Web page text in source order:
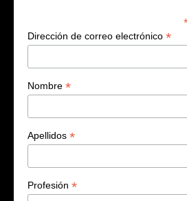
Dirección de correo electrónico *
Nombre *
Apellidos *
Profesión *